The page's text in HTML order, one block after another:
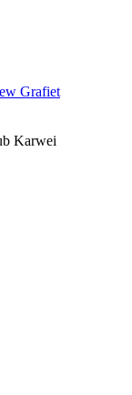
Grafiet
Karwei